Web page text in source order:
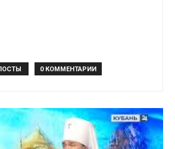
0 КОММЕНТАРИИ